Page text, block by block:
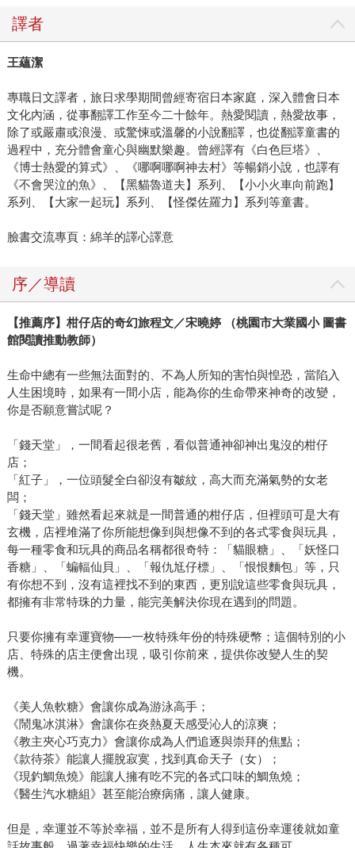
譯者
王蘊潔
專職日文譯者，旅日求學期間曾經寄宿日本家庭，深入體會日本
文化內涵，從事翻譯工作至今二十餘年。熱愛閱讀，熱愛故事，
除了或嚴肅或浪漫、或驚悚或溫馨的小說翻譯，也從翻譯童書的
過程中，充分體會童心與幽默樂趣。曾經譯有《白色巨塔》、
《博士熱愛的算式》、《哪啊哪啊神去村》等暢銷小說，也譯有
《不會哭泣的魚》、【黑貓魯道夫】系列、【小小火車向前跑】
系列、【大家一起玩】系列、【怪傑佐羅力】系列等童書。
臉書交流專頁：綿羊的譯心譯意
序／導讀
【推薦序】柑仔店的奇幻旅程文／宋曉婷 （桃園市大業國小 圖書
館閱讀推動教師）
生命中總有一些無法面對的、不為人所知的害怕與惶恐，當陷入
人生困境時，如果有一間小店，能為你的生命帶來神奇的改變，
你是否願意嘗試呢？
「錢天堂」，一間看起很老舊，看似普通神卻神出鬼沒的柑仔
店；
「紅子」，一位頭髮全白卻沒有皺紋，高大而充滿氣勢的女老
闆；
「錢天堂」雖然看起來就是一間普通的柑仔店，但裡頭可是大有
玄機，店裡堆滿了你所能想像到與想像不到的各式零食與玩具，
每一種零食和玩具的商品名稱都很奇特：「貓眼糖」、「妖怪口
香糖」、「蝙輻仙貝」、「報仇尪仔標」、「恨恨麵包」等，只
有你想不到，沒有這裡找不到的東西，更別說這些零食與玩具，
都擁有非常特珠的力量，能完美解決你現在遇到的問題。
只要你擁有幸運寶物──一枚特殊年份的特殊硬幣；這個特別的小
店、特殊的店主便會出現，吸引你前來，提供你改變人生的契
機。
《美人魚軟糖》會讓你成為游泳高手；
《鬧鬼冰淇淋》會讓你在炎熱夏天感受沁人的涼爽；
《教主夾心巧克力》會讓你成為人們追逐與崇拜的焦點；
《款待茶》能讓人擺脫寂寞，找到真命天子（女）；
《現釣鯛魚燒》能讓人擁有吃不完的各式口味的鯛魚燒；
《醫生汽水糖組》甚至能治療病痛，讓人健康。
但是，幸運並不等於幸福，並不是所有人得到這份幸運後就如童